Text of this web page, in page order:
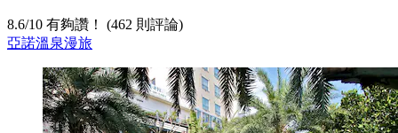
8.6/10 有夠讚！ (462 則評論)
亞諾溫泉漫旅